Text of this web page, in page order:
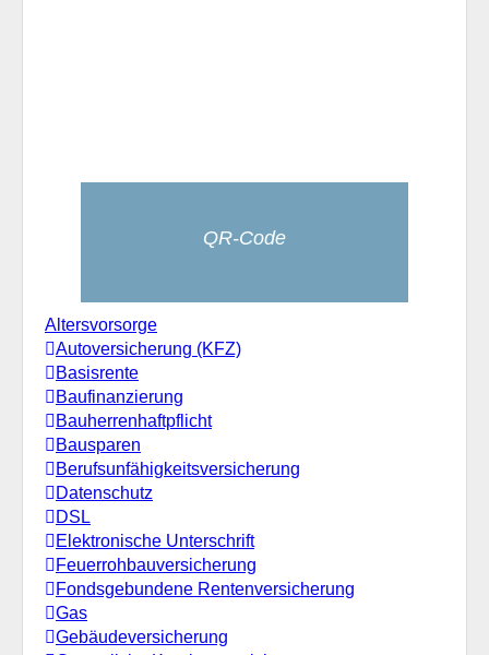
QR-Code
Altersvorsorge
Autoversicherung (KFZ)
Basisrente
Baufinanzierung
Bauherrenhaftpflicht
Bausparen
Berufs­unfähigkeitsversicherung
Datenschutz
DSL
Elektronische Unterschrift
Feuerrohbauversicherung
Fondsgebundene Rentenversicherung
Gas
Gebäudeversicherung